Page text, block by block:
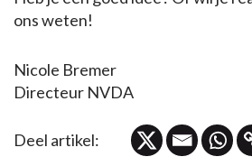
ons weten!
Nicole Bremer
Directeur NVDA
Deel artikel: